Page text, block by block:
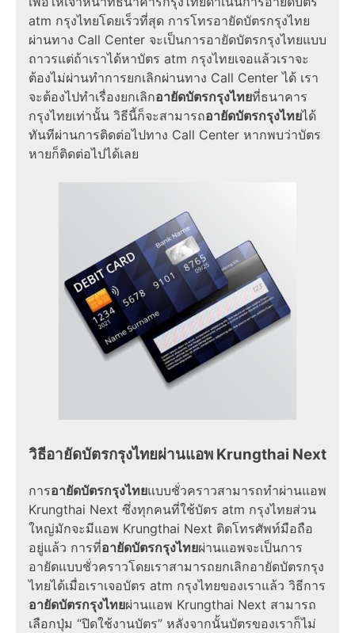
atm กรุงไทยโดยเร็วที่สุด การโทรอายัดบัตรกรุงไทย
ผ่านทาง Call Center จะเป็นการอายัดบัตรกรุงไทยแบบ
ถาวรแต่ถ้าเราได้หาบัตร atm กรุงไทยเจอแล้วเราจะ
ต้องไม่ผ่านทำการยกเลิกผ่านทาง Call Center ได้ เรา
จะต้องไปทำเรื่องยกเลิกอายัดบัตรกรุงไทยที่ธนาคาร
กรุงไทยเท่านั้น วิธีนี้ก็จะสามารถอายัดบัตรกรุงไทยได้
ทันทีผ่านการติดต่อไปทาง Call Center หากพบว่าบัตร
หายก็ติดต่อไปได้เลย
วิธีอายัดบัตรกรุงไทยผ่านแอพ Krungthai Next
การอายัดบัตรกรุงไทยแบบชั่วคราวสามารถทำผ่านแอพ
Krungthai Next ซึ่งทุกคนที่ใช้บัตร atm กรุงไทยส่วน
ใหญ่มักจะมีแอพ Krungthai Next ติดโทรศัพท์มือถือ
อยู่แล้ว การที่อายัดบัตรกรุงไทยผ่านแอพจะเป็นการ
อายัดแบบชั่วคราวโดยเราสามารถยกเลิกอายัดบัตรกรุง
ไทยได้เมื่อเราเจอบัตร atm กรุงไทยของเราแล้ว วิธีการ
อายัดบัตรกรุงไทยผ่านแอพ Krungthai Next สามารถ
เลือกปุ่ม “ปิดใช้งานบัตร” หลังจากนั้นบัตรของเราก็ไม่